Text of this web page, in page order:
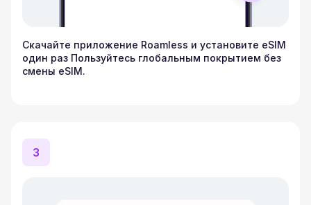
Скачайте приложение Roamless и установите eSIM
один раз Пользуйтесь глобальным покрытием без
смены eSIM.
3